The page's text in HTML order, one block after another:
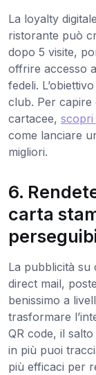
La loyalty
ristorante può
dopo 5 visite,
offrire accesso
fedeli.
club. Per capire
cartacee, scopri
come lanciare
migliori.
6.
carta
La pubblicità
direct mail,
benissimo a
trasformare
QR code, il salto
in più puoi
più efficaci per